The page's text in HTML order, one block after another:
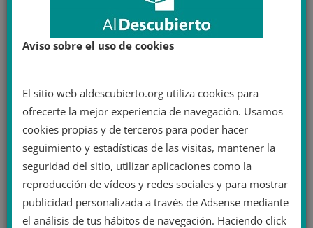
Aviso sobre el uso de cookies
El sitio web aldescubierto.org utiliza cookies para
ofrecerte la mejor experiencia de navegación. Usamos
cookies propias y de terceros para poder hacer
seguimiento y estadísticas de las visitas, mantener la
seguridad del sitio, utilizar aplicaciones como la
reproducción de vídeos y redes sociales y para mostrar
publicidad personalizada a través de Adsense mediante
el análisis de tus hábitos de navegación. Haciendo click